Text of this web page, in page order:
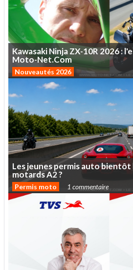
KawasakiNinjaZX-10R2026:
Moto-Net.Com
Nouveautés 2026
Lesjeunespermisautobientôt
motardsA2?
Permis moto 1 commentaire